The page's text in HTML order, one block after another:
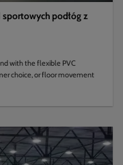
podłóg z
with the flexible PVC
choice, or floor movement